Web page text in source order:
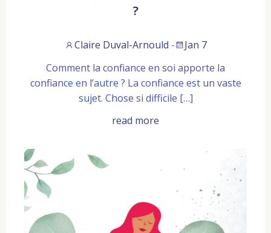
?
Claire Duval-Arnould -
Jan 7
Comment la confiance en soi apporte la
confiance en l’autre ? La confiance est un vaste
sujet. Chose si difficile […]
read more